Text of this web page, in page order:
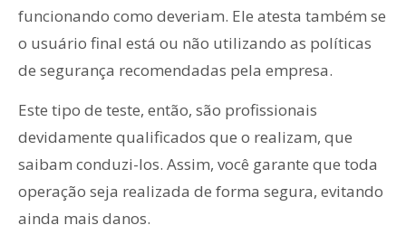
funcionando como deveriam. Ele atesta também se
o usuário final está ou não utilizando as políticas
de segurança recomendadas pela empresa.
Este tipo de teste, então, são profissionais
devidamente qualificados que o realizam, que
saibam conduzi-los. Assim, você garante que toda
operação seja realizada de forma segura, evitando
ainda mais danos.